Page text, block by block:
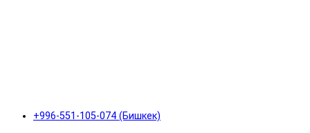
+996-551-105-074 (Бишкек)